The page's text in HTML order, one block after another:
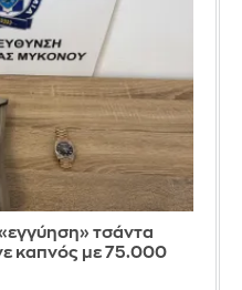
τσάντα
καπνός με 75.000